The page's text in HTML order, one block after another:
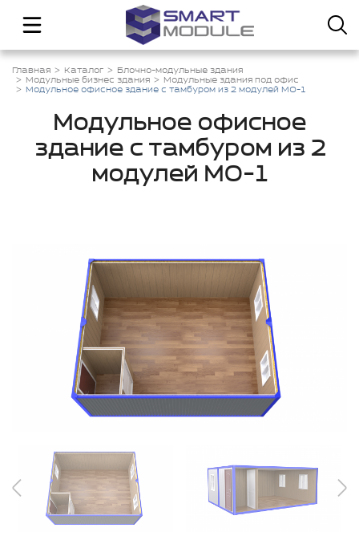
Главная Каталог
Блочно-модульные здания
Модульные бизнес здания
Модульные здания под офис
Модульное офисное здание с тамбуром из 2 модулей МО-1
Модульное офисное
здание с тамбуром из 2
модулей МО-1